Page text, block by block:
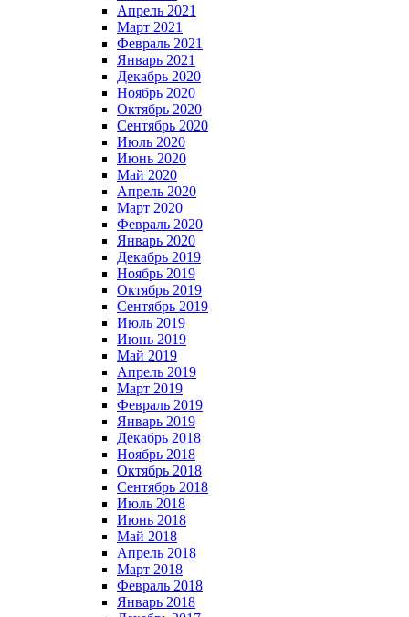
Апрель 2021
Март 2021
Февраль 2021
Январь 2021
Декабрь 2020
Ноябрь 2020
Октябрь 2020
Сентябрь 2020
Июль 2020
Июнь 2020
Май 2020
Апрель 2020
Март 2020
Февраль 2020
Январь 2020
Декабрь 2019
Ноябрь 2019
Октябрь 2019
Сентябрь 2019
Июль 2019
Июнь 2019
Май 2019
Апрель 2019
Март 2019
Февраль 2019
Январь 2019
Декабрь 2018
Ноябрь 2018
Октябрь 2018
Сентябрь 2018
Июль 2018
Июнь 2018
Май 2018
Апрель 2018
Март 2018
Февраль 2018
Январь 2018